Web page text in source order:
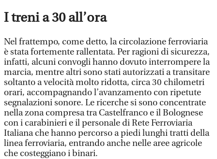
I treni a 30 all’ora
Nel frattempo, come detto, la circolazione ferroviaria
è stata fortemente rallentata. Per ragioni di sicurezza,
infatti, alcuni convogli hanno dovuto interrompere la
marcia, mentre altri sono stati autorizzati a transitare
soltanto a velocità molto ridotta, circa 30 chilometri
orari, accompagnando l’avanzamento con ripetute
segnalazioni sonore. Le ricerche si sono concentrate
nella zona compresa tra Castelfranco e il Bolognese
con i carabinieri e il personale di Rete Ferroviaria
Italiana che hanno percorso a piedi lunghi tratti della
linea ferroviaria, entrando anche nelle aree agricole
che costeggiano i binari.